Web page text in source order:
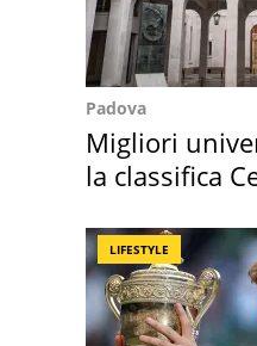
Padova
Migliori
la classifica
LIFESTYLE